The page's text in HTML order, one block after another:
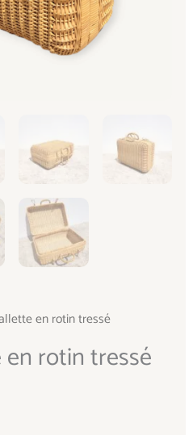
en rotin tressé
rotin tressé